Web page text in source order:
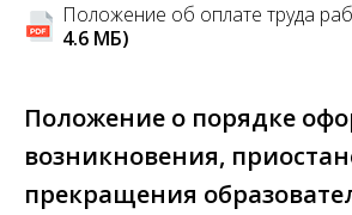
Положение об оплате труда
4.6 MБ)
Положение о порядке
возникновения,
прекращения